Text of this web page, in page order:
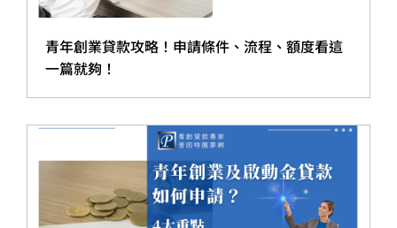
青年創業貸款攻略！申請條件、流程、額度看這
一篇就夠！